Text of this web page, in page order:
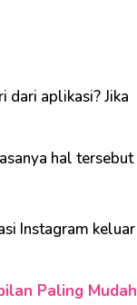
dari aplikasi? Jika
hal tersebut
Instagram keluar
Paling Mudah